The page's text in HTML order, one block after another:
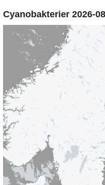
Cyanobakterier 2026-